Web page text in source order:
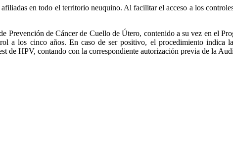
en todo el territorio neuquino. Al facilitar el acceso a los
Prevención de Cáncer de Cuello de Útero, contenido a su vez en el
a los cinco años. En caso de ser positivo, el procedimiento indica
de HPV, contando con la correspondiente autorización previa de la